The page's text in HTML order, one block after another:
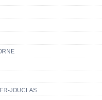
JOUCLAS